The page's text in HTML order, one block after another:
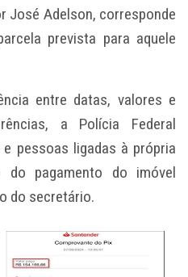
José Adelson, corresponde
prevista para aquele
entre datas, valores e
a Polícia Federal
pessoas ligadas à própria
do pagamento do imóvel
do secretário.